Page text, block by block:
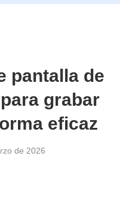
pantalla de
grabar
eficaz
de 2026